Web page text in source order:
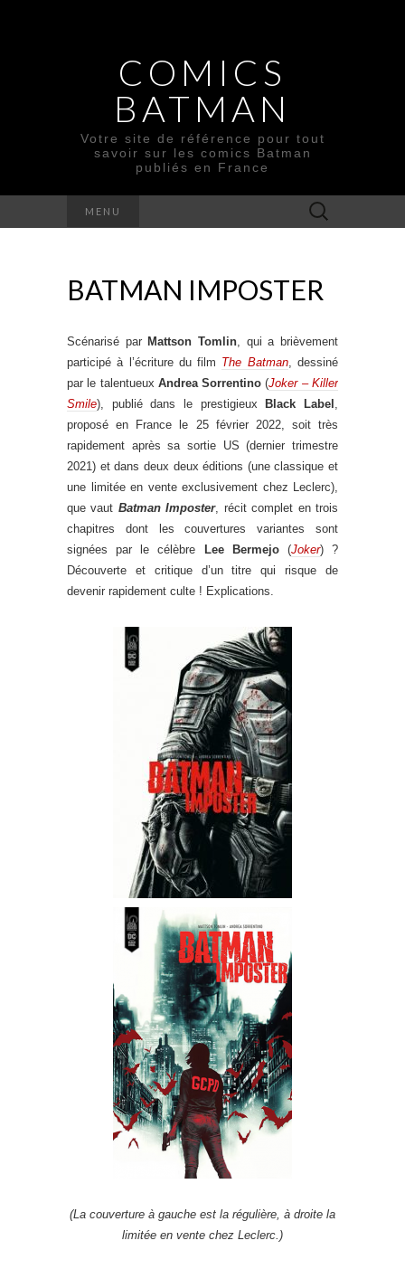
COMICS
BATMAN
Votre site de référence pour tout
savoir sur les comics Batman
publiés en France
MENU Rechercher :
BATMAN IMPOSTER
Scénarisé par Mattson Tomlin, qui a brièvement
participé à l’écriture du film The Batman, dessiné
par le talentueux Andrea Sorrentino (Joker – Killer
Smile), publié dans le prestigieux Black Label ,
proposé en France le 25 février 2022, soit très
rapidement après sa sortie US (dernier trimestre
2021) et dans deux deux éditions (une classique et
une limitée en vente exclusivement chez Leclerc),
que vaut Batman Imposter, récit complet en trois
chapitres dont les couvertures variantes sont
signées par le célèbre
Lee Bermejo(Joker) ?
Découverte et critique d’un titre qui risque de
devenir rapidement culte ! Explications.
(La couverture à gauche est la régulière, à droite la
limitée en vente chez Leclerc.)